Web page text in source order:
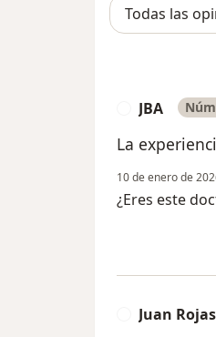
JBA
La
10 de enero de
¿Eres este
Juan Rojas